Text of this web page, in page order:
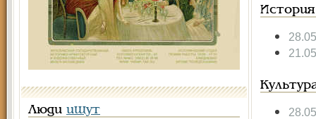
Люди ищут
История